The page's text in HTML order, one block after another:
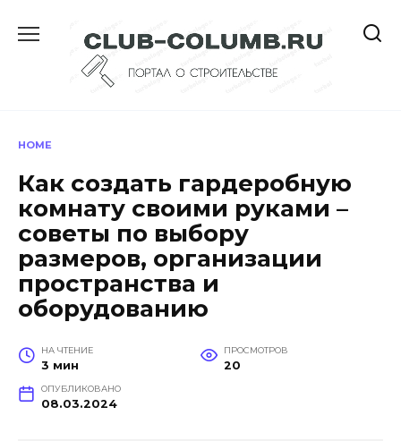
содержанию
HOME
Как создать гардеробную
комнату своими руками –
советы по выбору
размеров, организации
пространства и
оборудованию
НА ЧТЕНИЕ
3 мин
ПРОСМОТРОВ
20
ОПУБЛИКОВАНО
08.03.2024